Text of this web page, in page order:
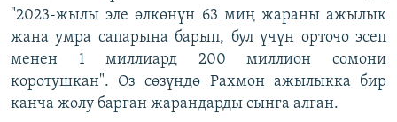
"2023-жылы эле өлкөнүн 63 миң жараны ажылык
жана умра сапарына барып, бул үчүн орточо эсеп
менен 1 миллиард 200 миллион сомони
коротушкан". Өз сөзүндө Рахмон ажылыкка бир
канча жолу барган жарандарды сынга алган.